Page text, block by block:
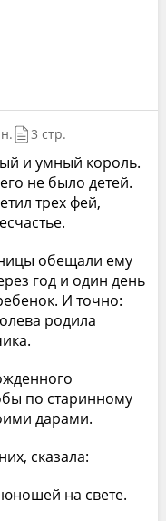
3 стр.
и умный король.
не было детей.
трех фей,
обещали ему
год и один день
И точно:
родила
по старинному
дарами.
сказала:
на свете.